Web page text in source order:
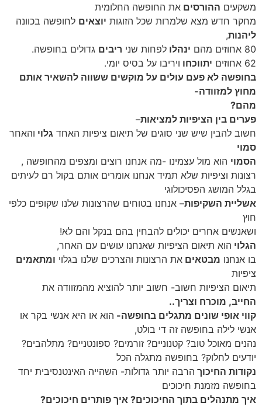
משקעים ההורסים את החופשה החלומית
מחקר חדש מצא שלמרות שכל הזוגות יוצאים לחופשה בכוונה
ליהנות,
80 אחוזים מהם
ינהלו לפחות שני ריבים גדולים בחופשה.
62 אחוזים
יתווכחו ויריבו על בסיס יומי.
בחופשה לא פעם עולים על מוקשים ששווה להשאיר אותם
מחוץ למזוודה-
מהם?
פערים בין הציפיות למציאות–
חשוב להבין שיש שני סוגים של תיאום ציפיות האחד גלוי והאחר
סמוי
הסמוי הוא מול עצמינו -מה אנחנו רוצים ומצפים מהחופשה ,
רצונות וציפיות שלא תמיד אנחנו אומרים אותם בקול רם לעיתים
בגלל המושג הפסיכולוגי
אשליית השקיפות– אנחנו בטוחים שהרצונות שלנו שקופים כלפי
חוץ
ושאנשים אחרים יכולים להבחין בהם בנקל והם לא!
הגלוי הוא תיאום הציפיות שאנחנו עושים עם האחר,
בו אנחנו מבטאים את הרצונות והצרכים שלנו בגלוי ומתאמים
ציפיות
תיאום הציפיות חשוב- חשוב יותר להוציא מהמזוודה את
החייב, מוכרח וצריך..
קווי אופי שונים מתגלים בחופשה- הוא או היא אנשי בקר או
אנשי לילה בחופשה זה די בולט,
נהנים מאוכל טוב? קטנוניים? זורמים? ספונטניים? מתלהבים?
יודעים לחלוק? בחופשה מתגלה הכל
נקודות החיכוך הרבה יותר גדולות- השהייה האינטנסיבית יחד
בחופשה מזמנת חיכוכים
איך מתנהלים בתוך החיכוכים? איך פותרים חיכוכים?